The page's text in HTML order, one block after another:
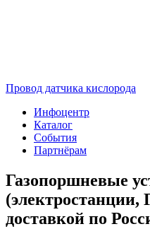
Провод датчика кислорода
Инфоцентр
Каталог
События
Партнёрам
Газопоршневые
доставкой по